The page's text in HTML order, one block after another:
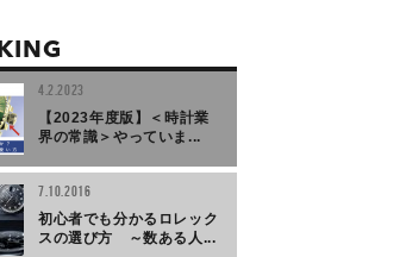
4.2.2023
【2023年度版】＜時計業
界の常識＞やっていま...
7.10.2016
初心者でも分かるロレック
スの選び方 ～数ある人...